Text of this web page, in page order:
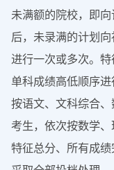
未满额的院校，即
后，未录满的计划
进行一次或多次。
单科成绩高低顺序
按语文、文科综合
考生，依次按数学
特征总分、所有成绩